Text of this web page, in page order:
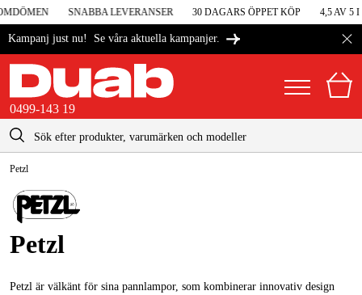
SNABBA LEVERANSER 30 DAGARS ÖPPET KÖP 4,5 AV 5 I
Kampanj just nu! Se våra aktuella kampanjer.
0499-143 19
Danmark
Suomi
Maskiner & verktyg
Garage & verkstad
Maskintillbehör & förbrukning
kontakt@duab.se
Petzl
Petzl
Petzl är välkänt för sina pannlampor, som kombinerar innovativ design